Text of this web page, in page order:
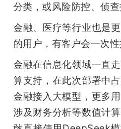
分类，或风险防控、侦查
金融、医疗等行业也是
的用户，有客户会一次性
金融在信息化领域一直
算支持，在此次部署中
金融接入大模型，更多
涉及财务分析等数值计